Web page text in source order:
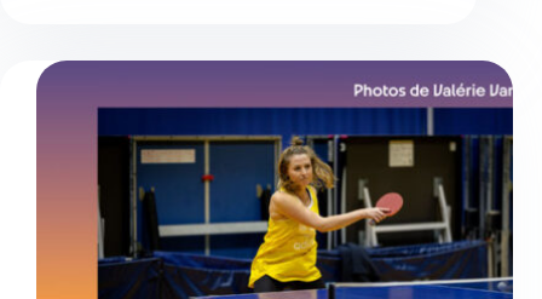
nature
:
programme